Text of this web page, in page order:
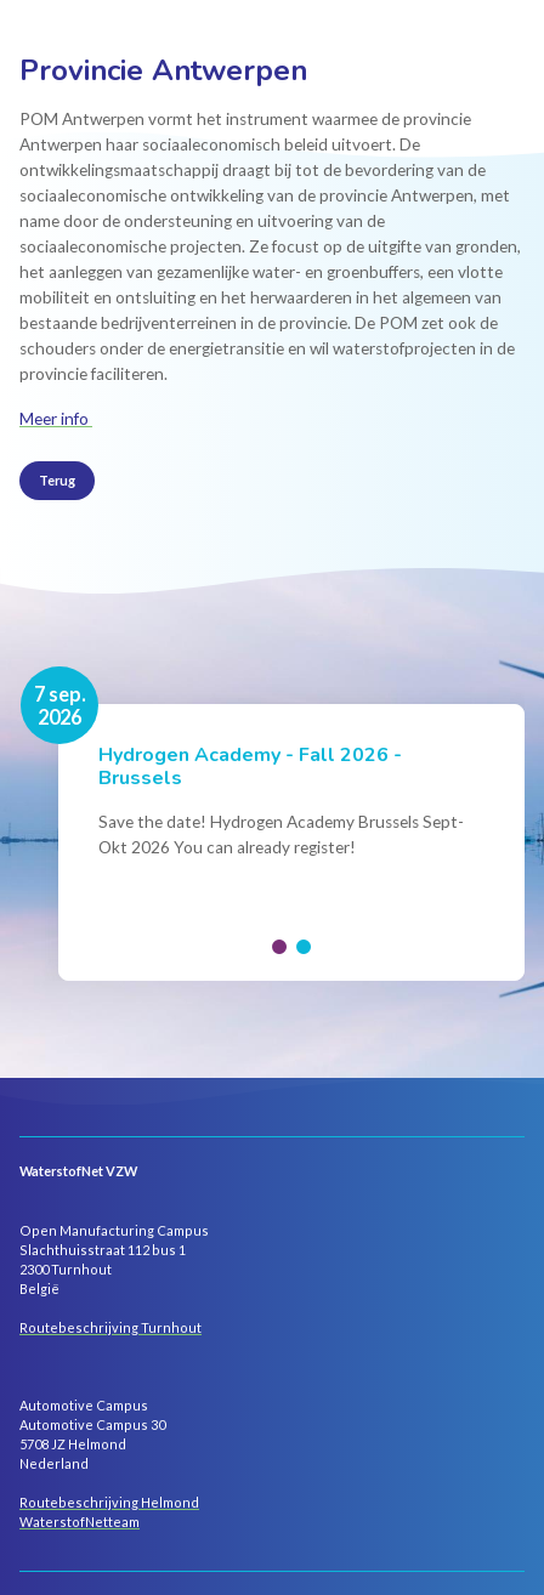
Provincie Antwerpen
POM Antwerpen vormt het instrument waarmee de provincie
Antwerpen haar sociaaleconomisch beleid uitvoert. De
ontwikkelingsmaatschappij draagt bij tot de bevordering van de
sociaaleconomische ontwikkeling van de provincie Antwerpen, met
name door de ondersteuning en uitvoering van de
sociaaleconomische projecten. Ze focust op de uitgifte van gronden,
het aanleggen van gezamenlijke water- en groenbuffers, een vlotte
mobiliteit en ontsluiting en het herwaarderen in het algemeen van
bestaande bedrijventerreinen in de provincie. De POM zet ook de
schouders onder de energietransitie en wil waterstofprojecten in de
provincie faciliteren.
Meer info
Terug
7 sep.
2026
Hydrogen Academy - Fall 2026 -
Brussels
Save the date! Hydrogen Academy Brussels Sept-
Okt 2026 You can already register!
16 nov.
2026
Events
Conference Belgian Hydrogen Expertise
- Powering International Collaboration
Join us for the annual Conference of the Belgian
WaterstofNet VZW
Open Manufacturing Campus
Slachthuisstraat 112 bus 1
2300 Turnhout
België
Routebeschrijving Turnhout
Automotive Campus
Automotive Campus 30
5708 JZ Helmond
Nederland
Routebeschrijving Helmond
WaterstofNetteam